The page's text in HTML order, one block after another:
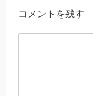
コメントを残す